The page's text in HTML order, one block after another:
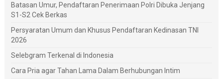
Batasan Umur, Pendaftaran Penerimaan Polri Dibuka Jenjang
S1-S2 Cek Berkas
Persyaratan Umum dan Khusus Pendaftaran Kedinasan TNI
2026
Selebgram Terkenal di Indonesia
Cara Pria agar Tahan Lama Dalam Berhubungan Intim